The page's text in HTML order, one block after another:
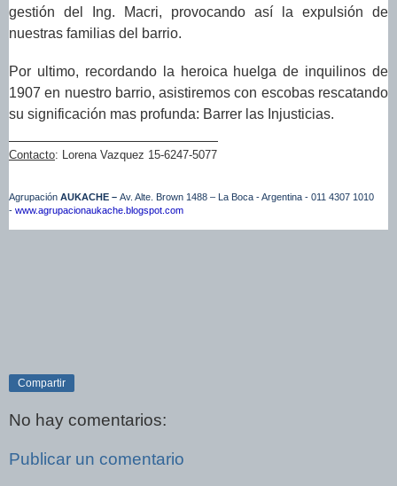
gestión del Ing. Macri, provocando así la expulsión de
nuestras familias del barrio.
Por ultimo, recordando la heroica huelga de inquilinos de
1907 en nuestro barrio, asistiremos con escobas rescatando
su significación mas profunda: Barrer las Injusticias.
Contacto: Lorena Vazquez 15-6247-5077
Agrupación AUKACHE – Av. Alte. Brown 1488 – La Boca - Argentina - 011 4307 1010
- www.agrupacionaukache.blogspot.com
Compartir
No hay comentarios:
Publicar un comentario